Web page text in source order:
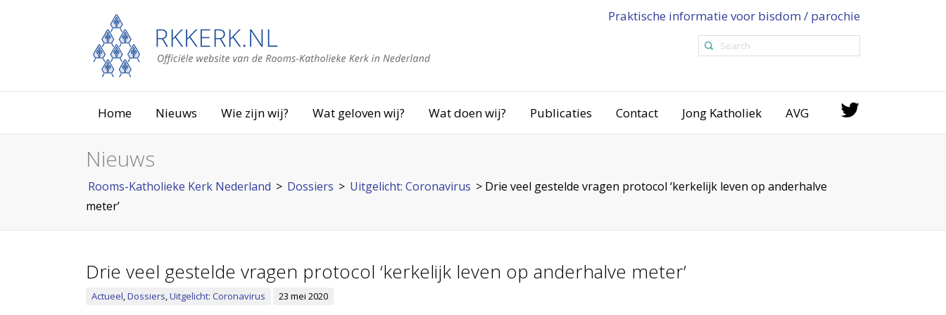
Praktische informatie voor bisdom / parochie
Home Nieuws Wie zijn wij? Wat geloven wij? Wat doen wij? Publicaties Contact Jong Katholiek AVG
Nieuws
Rooms-Katholieke Kerk Nederland > Dossiers > Uitgelicht: Coronavirus > Drie veel gestelde vragen protocol ‘kerkelijk leven op anderhalve
meter’
Drie veel gestelde vragen protocol ‘kerkelijk leven op anderhalve meter’
Actueel,Dossiers,Uitgelicht: Coronavirus 23 mei 2020